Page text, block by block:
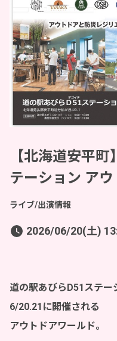
【北海道安平
テーション ア
ライブ/出演情報
2026/06/20(土)
道の駅あびらD51ステー
6/20.21に開催される
アウトドアワールド。